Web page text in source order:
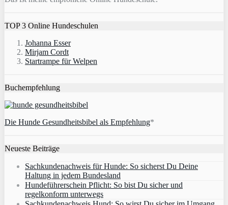
TOP 3 Online Hundeschulen
Johanna Esser
Mirjam Cordt
Startrampe für Welpen
Buchempfehlung
Die Hunde Gesundheitsbibel als Empfehlung*
Neueste Beiträge
Sachkundenachweis für Hunde: So sicherst Du Deine
Haltung in jedem Bundesland
Hundeführerschein Pflicht: So bist Du sicher und
regelkonform unterwegs